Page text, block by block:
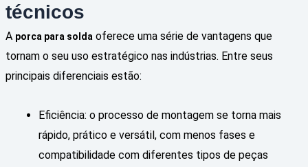
técnicos
A porca para solda oferece uma série de vantagens que
tornam o seu uso estratégico nas indústrias. Entre seus
principais diferenciais estão:
Eficiência: o processo de montagem se torna mais
rápido, prático e versátil, com menos fases e
compatibilidade com diferentes tipos de peças